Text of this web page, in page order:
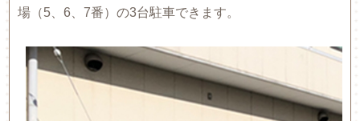
場（5、6、7番）の3台駐車できます。